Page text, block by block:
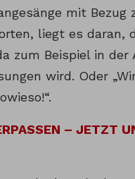
mit Bezug
liegt es daran,
zum Beispiel in
wird. Oder
– JETZT